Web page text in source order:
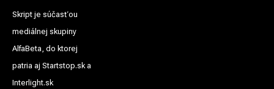
Skript je súčasťou
mediálnej skupiny
AlfaBeta, do ktorej
patria aj Startstop.sk a
Interlight.sk